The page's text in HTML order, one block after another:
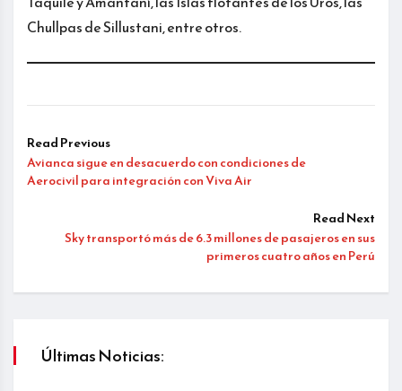
Chullpas de Sillustani, entre otros.
Read Previous
Avianca sigue en desacuerdo con condiciones de
Aerocivil para integración con Viva Air
Read Next
Sky transportó más de 6.3 millones de pasajeros en sus
primeros cuatro años en Perú
Últimas Noticias: